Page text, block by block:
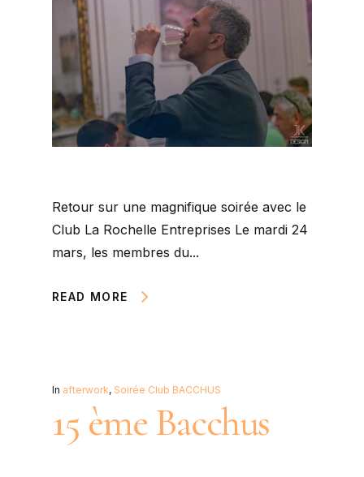
Retour sur une magnifique soirée avec le
Club La Rochelle Entreprises Le mardi 24
mars, les membres du...
READ MORE
In afterwork, Soirée Club BACCHUS
15 ème Bacchus